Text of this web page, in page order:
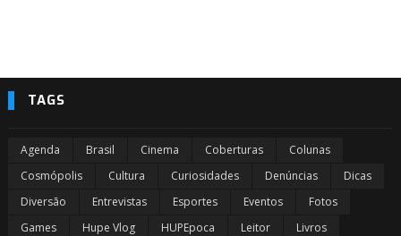
TAGS
Agenda Brasil Cinema Coberturas
Colunas
Cosmópolis
Cultura Curiosidades Denúncias
Dicas
Diversão
Entrevistas Esportes Eventos
Fotos
Games
Hupe Vlog HUPEpoca Leitor
Livros